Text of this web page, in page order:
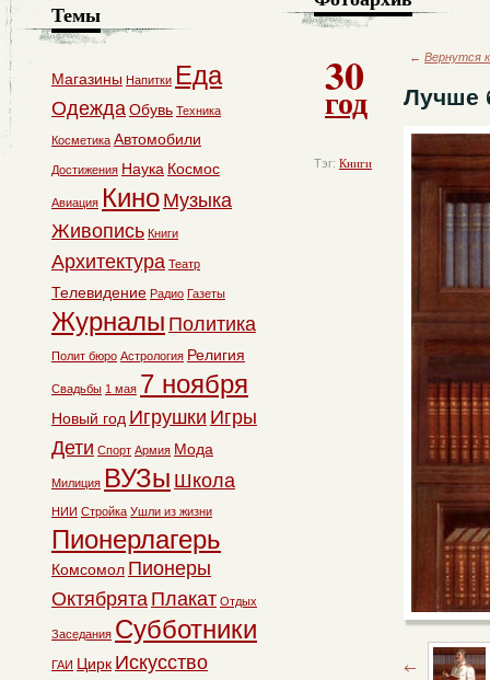
30
год
Тэг: Книги
← Вернутся
Лучше
Темы
Магазины Напитки Еда
ОдеждаОбувь Техника
Косметика Автомобили
Достижения Наука Космос
Авиация Кино Музыка
Живопись Книги
Архитектура Театр
Телевидение Радио Газеты
Журналы Политика
Полит бюро Астрология Религия
Свадьбы 1 мая 7 ноября
Новый год Игрушки Игры
Дети Спорт Армия Мода
Милиция ВУЗы Школа
НИИ Стройка Ушли из жизни
Пионерлагерь
Комсомол Пионеры
Октябрята Плакат Отдых
Заседания Субботники
ГАИ Цирк Искусство